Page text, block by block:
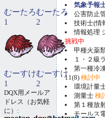
気象予報
公害防止
技術士(情
情報処理
挑戦中
甲種火薬
１・２級
第一種冷
11(8) 検討中
環境計量
測量士 検
第１種放
モールス
むーたろ
1
むーたろ
2
むーすけ
1
むーすけ
2
DQX用メールア
ドレス（お気軽
に）: